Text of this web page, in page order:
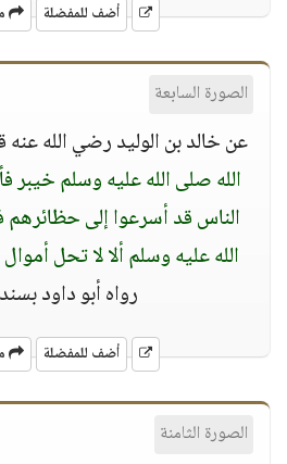
أضف للمفضلة
الصورة السابعة
عن خالد بن الوليد رضي الله
الله صلى الله عليه وسلم خيبر
الناس قد أسرعوا إلى
الله عليه وسلم ألا لا تحل
رواه أبو داود
أضف للمفضلة
الصورة الثامنة